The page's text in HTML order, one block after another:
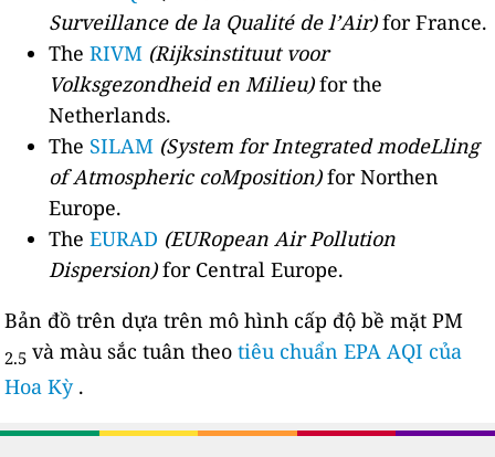
Surveillance de la Qualité de l’Air)for France.
TheRIVM (Rijksinstituut voor
Volksgezondheid en Milieu)for the
Netherlands.
The SILAM (System for Integrated modeLling
of Atmospheric coMposition)for Northen
Europe.
TheEURAD (EURopean Air Pollution
Dispersion)for Central Europe.
Bản đồ trên dựa trên mô hình cấp độ bề mặt PM
2.5 và màu sắc tuân theotiêu chuẩn EPA AQI của
Hoa Kỳ.